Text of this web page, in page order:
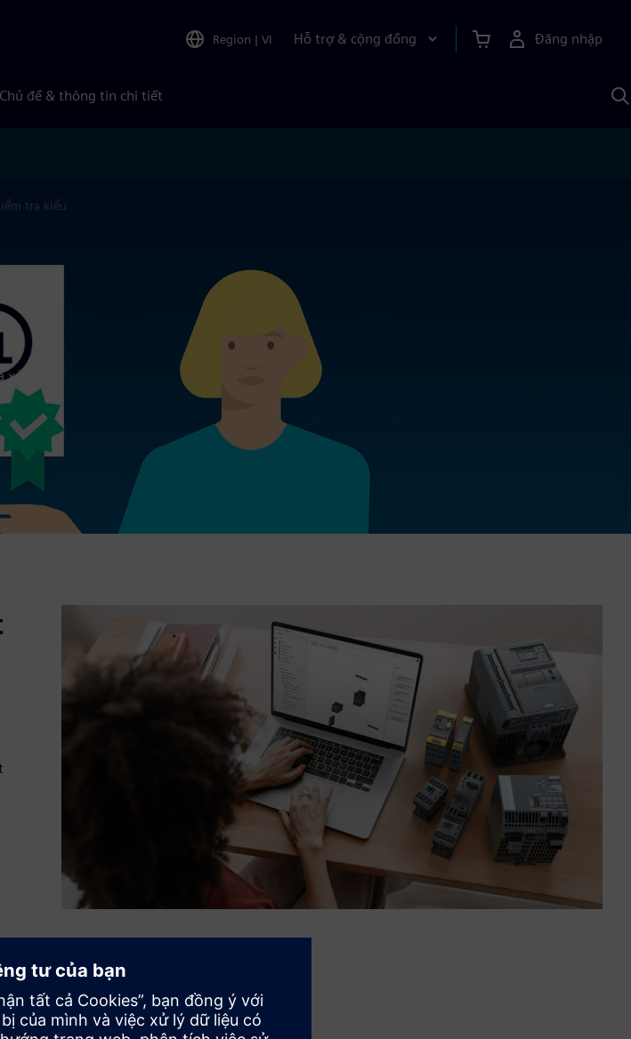
Region | VI Hỗ trợ & cộng đồng Đăng nhập
Chủ đề & thông tin chi tiết
tra kiểu
xử